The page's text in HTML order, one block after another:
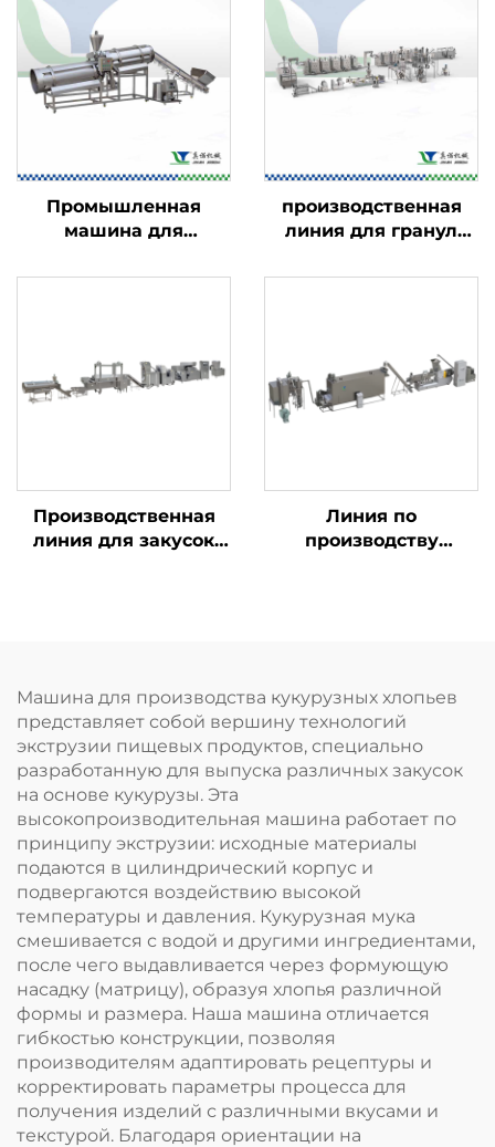
Промышленная
машина для
пищевых продуктов
производственная
линия для гранул
формате
Производственная
линия для закусок
Линия по
производству
Машина для производства кукурузных хлопьев
представляет собой вершину технологий
экструзии пищевых продуктов, специально
разработанную для выпуска различных закусок
на основе кукурузы. Эта
высокопроизводительная машина работает по
принципу экструзии: исходные материалы
подаются в цилиндрический корпус и
подвергаются воздействию высокой
температуры и давления. Кукурузная мука
смешивается с водой и другими ингредиентами,
после чего выдавливается через формующую
насадку (матрицу), образуя хлопья различной
формы и размера. Наша машина отличается
гибкостью конструкции, позволяя
производителям адаптировать рецептуры и
корректировать параметры процесса для
получения изделий с различными вкусами и
текстурой. Благодаря ориентации на